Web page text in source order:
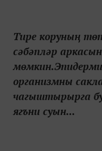
Тире коруның
сәбәпләр
организмны
чагыштырырга
ягъни суын...